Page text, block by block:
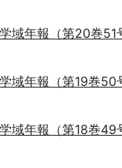
域年報（第20巻51
域年報（第19巻50
域年報（第18巻49